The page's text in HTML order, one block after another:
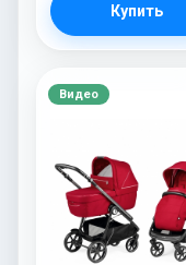
Купить
Видео